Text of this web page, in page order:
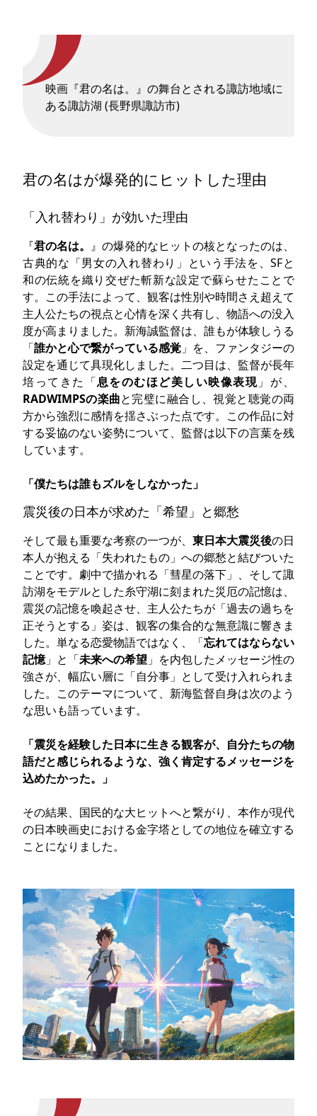
映画『君の名は。』の舞台とされる諏訪地域に
ある諏訪湖 (長野県諏訪市)
君の名はが爆発的にヒットした理由
「入れ替わり」が効いた理由
『君の名は。 』の爆発的なヒットの核となったのは、
古典的な「男女の入れ替わり」という手法を、SFと
和の伝統を織り交ぜた斬新な設定で蘇らせたことで
す。この手法によって、観客は性別や時間さえ超えて
主人公たちの視点と心情を深く共有し、物語への没入
度が高まりました。新海誠監督は、誰もが体験しうる
「誰かと心で繋がっている感覚 」を、ファンタジーの
設定を通じて具現化しました。二つ目は、監督が長年
培ってきた「息をのむほど美しい映像表現 」が、
RADWIMPSの楽曲と完璧に融合し、視覚と聴覚の両
方から強烈に感情を揺さぶった点です。この作品に対
する妥協のない姿勢について、監督は以下の言葉を残
しています。
「僕たちは誰もズルをしなかった」
震災後の日本が求めた「希望」と郷愁
そして最も重要な考察の一つが、 東日本大震災後の日
本人が抱える「失われたもの」への郷愁と結びついた
ことです。劇中で描かれる「彗星の落下」、そして諏
訪湖をモデルとした糸守湖に刻まれた災厄の記憶は、
震災の記憶を喚起させ、主人公たちが「過去の過ちを
正そうとする」姿は、観客の集合的な無意識に響きま
した。単なる恋愛物語ではなく、「忘れてはならない
記憶」と「未来への希望 」を内包したメッセージ性の
強さが、幅広い層に「自分事」として受け入れられま
した。このテーマについて、新海監督自身は次のよう
な思いも語っています。
「震災を経験した日本に生きる観客が、自分たちの物
語だと感じられるような、強く肯定するメッセージを
込めたかった。」
その結果、国民的な大ヒットへと繋がり、本作が現代
の日本映画史における金字塔としての地位を確立する
ことになりました。